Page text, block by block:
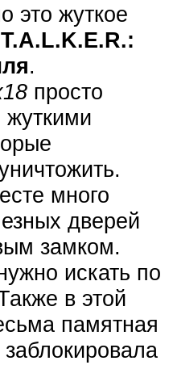
это жуткое
.
просто
много
дверей
замком.
искать по
в этой
памятная